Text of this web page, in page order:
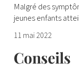
Malgré des
jeunes enfants
11 mai 2022
Conseils